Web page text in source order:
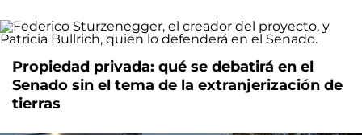
Propiedad privada: qué se debatirá en el
Senado sin el tema de la extranjerización de
tierras